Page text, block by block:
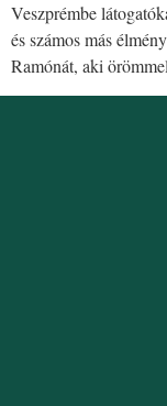
Veszprémbe
és számos más
Ramónát, aki